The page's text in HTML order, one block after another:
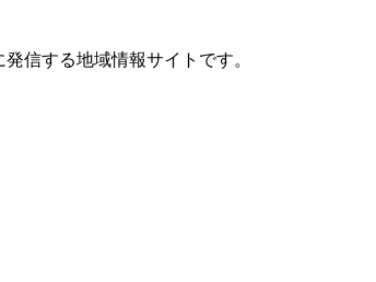
信する地域情報サイトです。